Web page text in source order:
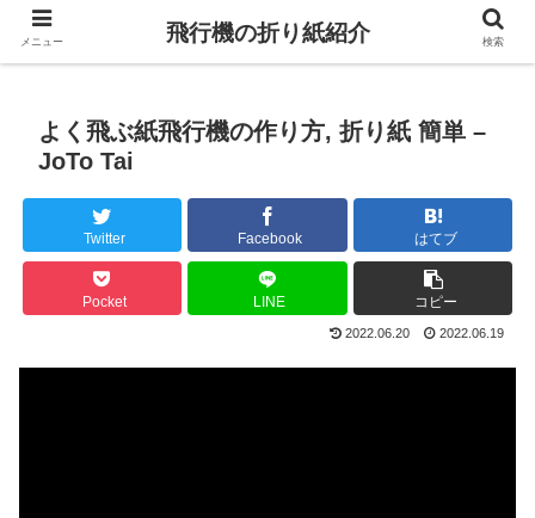
よく飛ぶ紙飛行機の作り方, 折り紙 簡単 –
JoTo Tai
Twitter Facebook はてブ
Pocket LINE コピー
2022.06.20 2022.06.19
メニュー 飛行機の折り紙紹介 検索